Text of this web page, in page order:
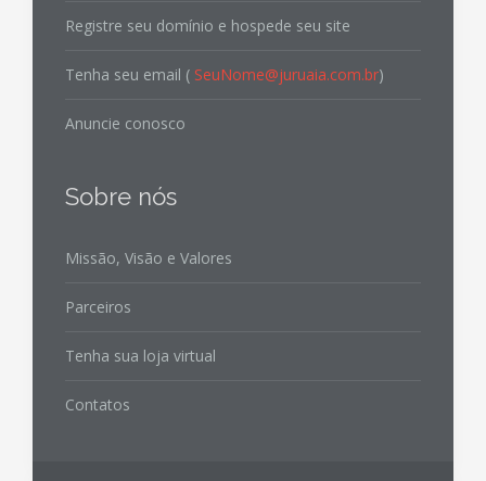
Registre seu domínio e hospede seu site
Tenha seu email ( SeuNome@juruaia.com.br)
Anuncie conosco
Sobre nós
Missão, Visão e Valores
Parceiros
Tenha sua loja virtual
Contatos